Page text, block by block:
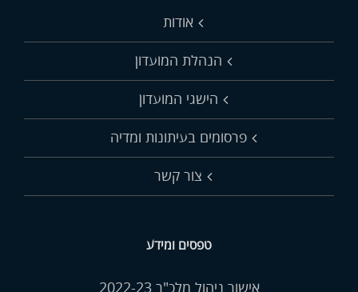
אודות
הנהלת המועדון
הישגי המועדון
פרסומים בעיתונות ומדיה
צור קשר
טפסים ומידע
אישור ניהול מלכ"ר 2022-23